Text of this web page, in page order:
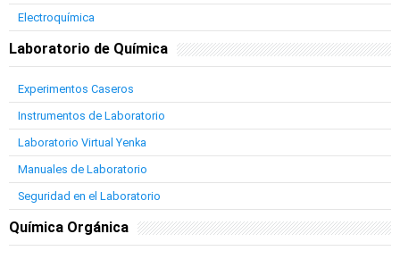
Electroquímica
Laboratorio de Química
Experimentos Caseros
Instrumentos de Laboratorio
Laboratorio Virtual Yenka
Manuales de Laboratorio
Seguridad en el Laboratorio
Química Orgánica